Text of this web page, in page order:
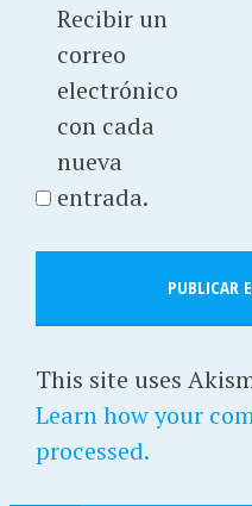
Recibir un
correo
electrónico
con cada
nueva
entrada.
This site uses
Learn how your
processed.